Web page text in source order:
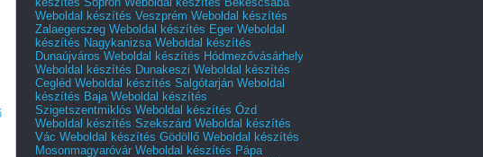
Weboldal készítés Veszprém Weboldal készítés
Zalaegerszeg Weboldal készítés Eger Weboldal
készítés Nagykanizsa Weboldal készítés
Dunaújváros Weboldal készítés Hódmezővásárhely
Weboldal készítés Dunakeszi Weboldal készítés
Cegléd Weboldal készítés Salgótarján Weboldal
készítés Baja Weboldal készítés
Szigetszentmiklós Weboldal készítés Ózd
Weboldal készítés Szekszárd Weboldal készítés
Vác Weboldal készítés Gödöllő Weboldal készítés
Mosonmagyaróvár Weboldal készítés Pápa